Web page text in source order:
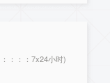
：：：7x24小时)